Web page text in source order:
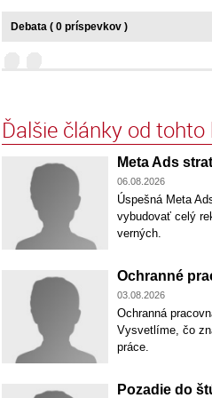
Debata ( 0 príspevkov )
Ďalšie články od tohto
Meta Ads
06.08.2026
Úspešná Meta
vybudovať celý
verných.
Ochranné
03.08.2026
Ochranná
Vysvetlíme, čo
práce.
Pozadie do